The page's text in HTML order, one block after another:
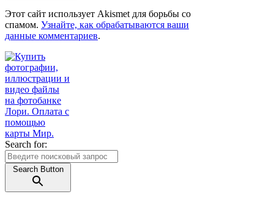
Этот сайт использует Akismet для борьбы со
спамом. Узнайте, как обрабатываются ваши
данные комментариев.
Search for:
Search Button